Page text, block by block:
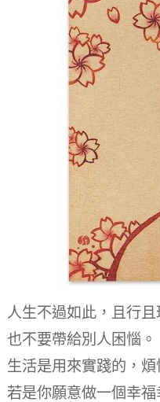
人生不過如此，且行
也不要帶給別人困惱。
生活是用來實踐的，煩
若是你願意做一個幸福